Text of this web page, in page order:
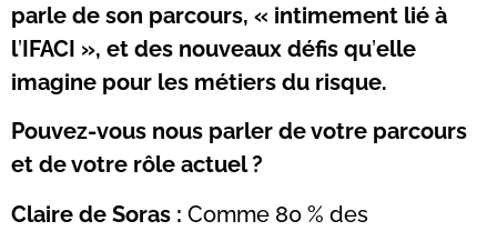
parle de son parcours, « intimement lié à
l’IFACI », et des nouveaux défis qu’elle
imagine pour les métiers du risque.
Pouvez-vous nous parler de votre parcours
et de votre rôle actuel ?
Claire de Soras : Comme 80 % des